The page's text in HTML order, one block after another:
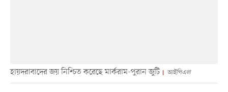
হায়দরাবাদের জয় নিশ্চিত করেছে মার্করাম-পুরান জুটি আইপিএল